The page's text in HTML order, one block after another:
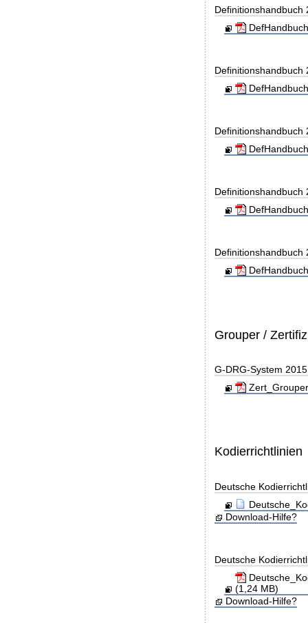
Definitionshandbuch
Definitionshandbuch
Definitionshandbuch
Definitionshandbuch
Definitionshandbuch
Grouper /
G-DRG-System
Kodierrichtlinien
Deutsche
Download-Hilfe?
Deutsche
(1,24 MB)
Download-Hilfe?